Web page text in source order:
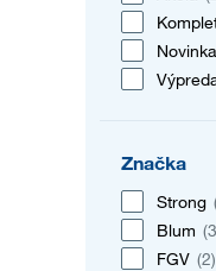
Novinka
Značka
Strong
Blum
FGV (2)